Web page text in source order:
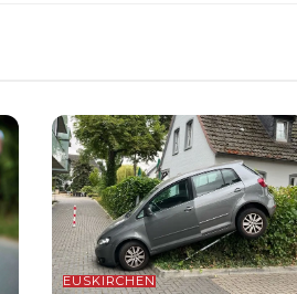
EUSKIRCHEN